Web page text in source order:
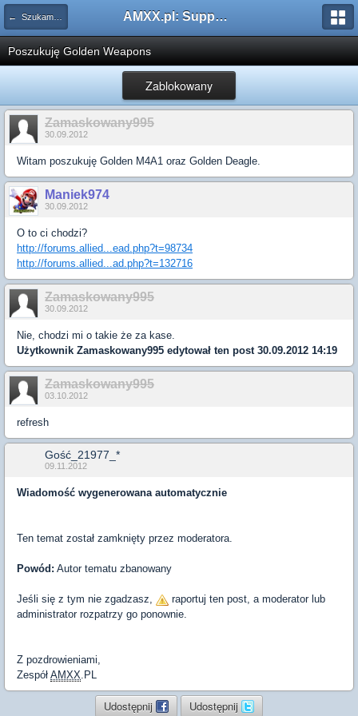
← Szukam pluginu AMXX.pl: Support AMX Mod X i SourceMod
Poszukuję Golden Weapons
Zablokowany
Zamaskowany995
30.09.2012
Witam poszukuję Golden M4A1 oraz Golden Deagle.
Maniek974
30.09.2012
O to ci chodzi?
http://forums.allied...ead.php?t=98734
http://forums.allied...ad.php?t=132716
Zamaskowany995
30.09.2012
Nie, chodzi mi o takie że za kase.
Użytkownik Zamaskowany995 edytował ten post 30.09.2012 14:19
Zamaskowany995
03.10.2012
refresh
Gość_21977_*
09.11.2012
Wiadomość wygenerowana automatycznie
Ten temat został zamknięty przez moderatora.
Powód: Autor tematu zbanowany
Jeśli się z tym nie zgadzasz,
raportuj ten post, a moderator lub
administrator rozpatrzy go ponownie.
Z pozdrowieniami,
Zespół AMXX.PL
Udostępnij Udostępnij